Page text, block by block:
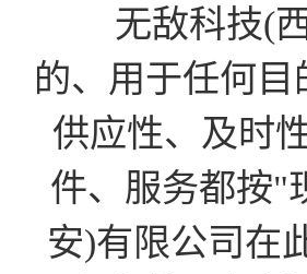
无敌科技(西
的、用于任何
供应性、及时
件、服务都按"
安)有限公司在